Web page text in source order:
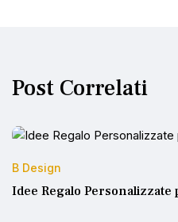
Post Correlati
B Design
Idee Regalo Personalizzate